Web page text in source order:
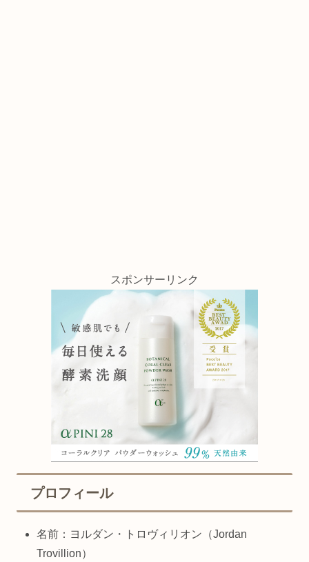
スポンサーリンク
プロフィール
名前：ヨルダン・トロヴィリオン（Jordan
Trovillion）